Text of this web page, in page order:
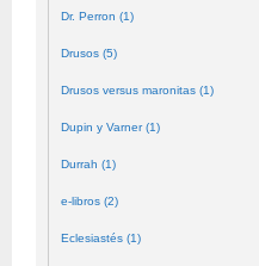
Dr. Perron (1)
Drusos (5)
Drusos versus maronitas (1)
Dupin y Varner (1)
Durrah (1)
e-libros (2)
Eclesiastés (1)